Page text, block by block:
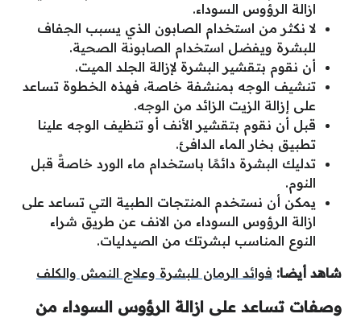
ازالة الرؤوس السوداء.
لا نكثر من استخدام الصابون الذي يسبب الجفاف
للبشرة ويفضل استخدام الصابونة الصحية.
أن نقوم بتقشير البشرة لإزالة الجلد الميت.
تنشيف الوجه بمنشفة خاصة، فهذه الخطوة تساعد
على إزالة الزيت الزائد من الوجه.
قبل أن نقوم بتقشير الأنف أو تنظيف الوجه علينا
تطبيق بخار الماء الدافئ.
تدليك البشرة دائمًا باستخدام ماء الورد خاصةً قبل
النوم.
يمكن أن نستخدم المنتجات الطبية التي تساعد على
ازالة الرؤوس السوداء من الانف عن طريق شراء
النوع المناسب لبشرتك من الصيدليات.
شاهد أيضا: فوائد الرمان للبشرة وعلاج النمش والكلف
وصفات تساعد على ازالة الرؤوس السوداء من